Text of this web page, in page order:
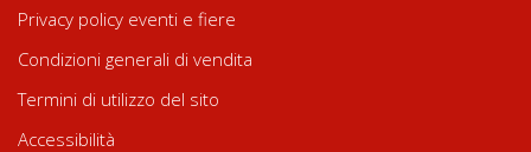
Privacy policy eventi e fiere
Condizioni generali di vendita
Termini di utilizzo del sito
Accessibilità